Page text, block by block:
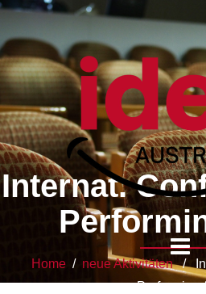
Internat.
Home / neue Aktivitäten/
Performing